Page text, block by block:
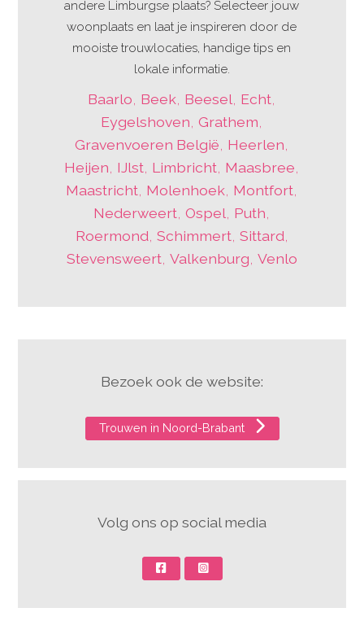
andere Limburgse plaats? Selecteer jouw
woonplaats en laat je inspireren door de
mooiste trouwlocaties, handige tips en
lokale informatie.
Baarlo, Beek, Beesel, Echt,
Eygelshoven,Grathem,
Gravenvoeren België, Heerlen,
Heijen, IJlst, Limbricht, Maasbree,
Maastricht, Molenhoek, Montfort,
Nederweert,Ospel, Puth,
Roermond, Schimmert, Sittard,
Stevensweert, Valkenburg, Venlo
Bezoek ook de website:
Trouwen in Noord-Brabant
Volg ons op social media